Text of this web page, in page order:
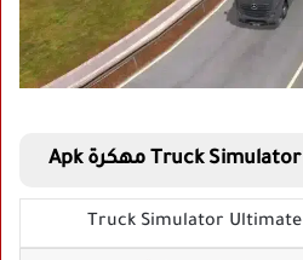
Truck Simulator Ultimate